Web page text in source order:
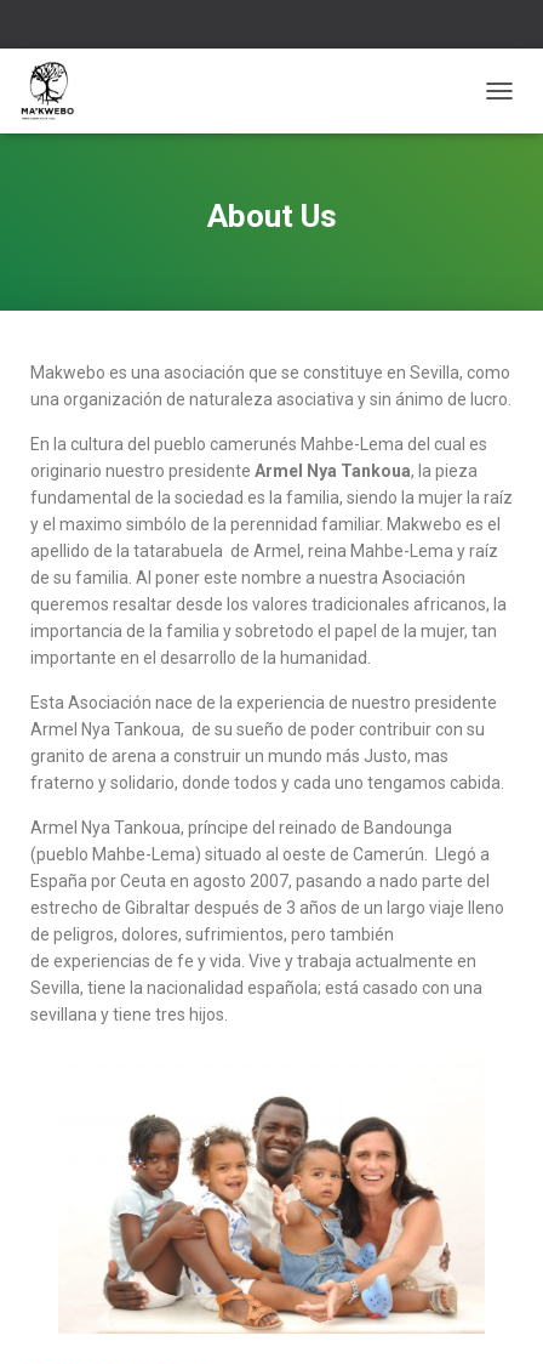
A
N
G
About Us
Makwebo es una asociación que se constituye en Sevilla, como
una organización de naturaleza asociativa y sin ánimo de lucro.
En la cultura del pueblo camerunés Mahbe-Lema del cual es
originario nuestro presidente Armel Nya Tankoua, la pieza
fundamental de la sociedad es la familia, siendo la mujer la raíz
y el maximo simbólo de la perennidad familiar. Makwebo es el
apellido de la tatarabuela de Armel, reina Mahbe-Lema y raíz
de su familia. Al poner este nombre a nuestra Asociación
queremos resaltar desde los valores tradicionales africanos, la
importancia de la familia y sobretodo el papel de la mujer, tan
importante en el desarrollo de la humanidad.
Esta Asociación nace de la experiencia de nuestro presidente
Armel Nya Tankoua, de su sueño de poder contribuir con su
granito de arena a construir un mundo más Justo, mas
fraterno y solidario, donde todos y cada uno tengamos cabida.
Armel Nya Tankoua, príncipe del reinado de Bandounga
(pueblo Mahbe-Lema) situado al oeste de Camerún. Llegó a
España por Ceuta en agosto 2007, pasando a nado parte del
estrecho de Gibraltar después de 3 años de un largo viaje lleno
de peligros, dolores, sufrimientos, pero también
de experiencias de fe y vida. Vive y trabaja actualmente en
Sevilla, tiene la nacionalidad española; está casado con una
sevillana y tiene tres hijos.